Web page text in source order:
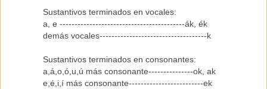
Sustantivos terminados en vocales:
a, e ------------------------------------------ák, ék
demás vocales------------------------------------k
Sustantivos terminados en consonantes:
a,á,o,ó,u,ú más consonante---------------ok, ak
e,é,i,í más consonante-------------------------ek